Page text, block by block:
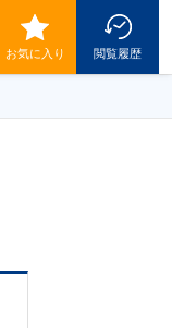
お気に入り 閲覧履歴